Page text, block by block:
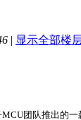
| 显示全部楼
团队推出的一